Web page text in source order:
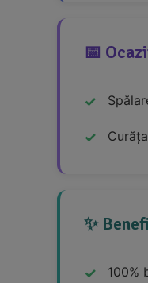
📅
✨
100%